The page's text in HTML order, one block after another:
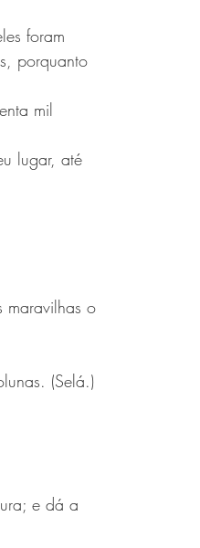
foram
porquanto
mil
lugar, até
maravilhas o
(Selá.)
e dá a